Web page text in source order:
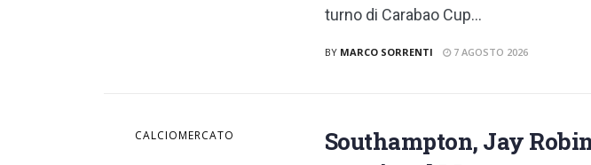
turno di Carabao Cup...
BY MARCO SORRENTI 7 AGOSTO 2026
CALCIOMERCATO
Southampton, Jay